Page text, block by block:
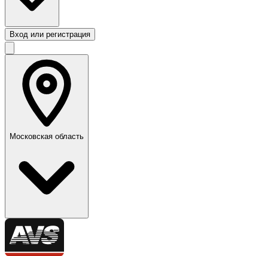
Вход или регистрация
Московская область